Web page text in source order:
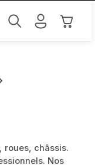
Le
roues, châssis.
Nos